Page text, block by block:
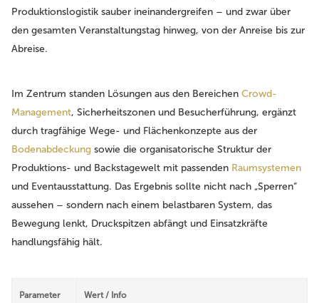
Produktionslogistik sauber ineinandergreifen – und zwar über
den gesamten Veranstaltungstag hinweg, von der Anreise bis zur
Abreise.
Im Zentrum standen Lösungen aus den Bereichen Crowd-
Management, Sicherheitszonen und Besucherführung, ergänzt
durch tragfähige Wege- und Flächenkonzepte aus der
Bodenabdeckungsowie die organisatorische Struktur der
Produktions- und Backstagewelt mit passenden Raumsystemen
und Eventausstattung. Das Ergebnis sollte nicht nach „Sperren“
aussehen – sondern nach einem belastbaren System, das
Bewegung lenkt, Druckspitzen abfängt und Einsatzkräfte
handlungsfähig hält.
Parameter Wert / Info